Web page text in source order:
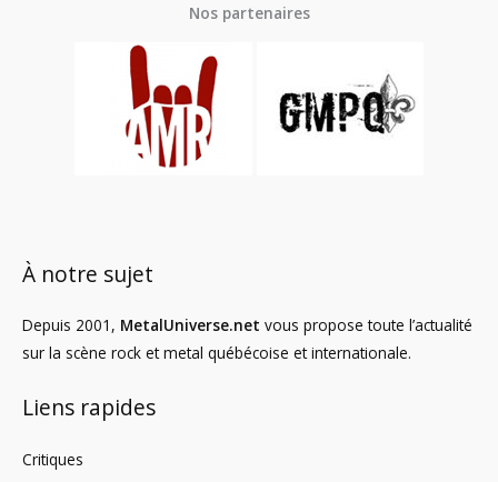
Nos partenaires
À notre sujet
Depuis 2001, MetalUniverse.net vous propose toute l’actualité
sur la scène rock et metal québécoise et internationale.
Liens rapides
Critiques